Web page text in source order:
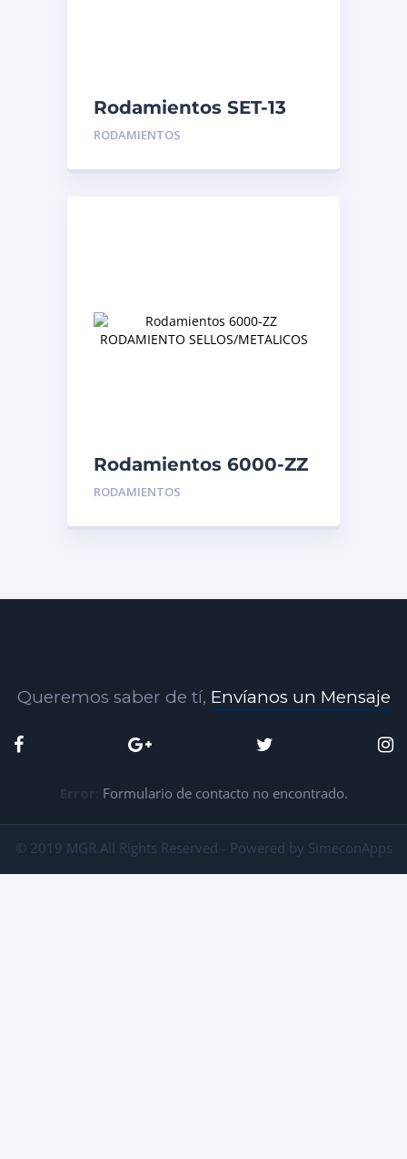
Rodamientos SET-13
68149-10 | F100-
Parte: Rueda
RODAMIENTOS
Rodamientos 6000-ZZ
RODAMIENTO
RODAMIENTOS
Queremos saber de tí, Envíanos un Mensaje
Error: Formulario de contacto no encontrado.
© 2019 MGR All Rights Reserved - Powered by SimeconApps